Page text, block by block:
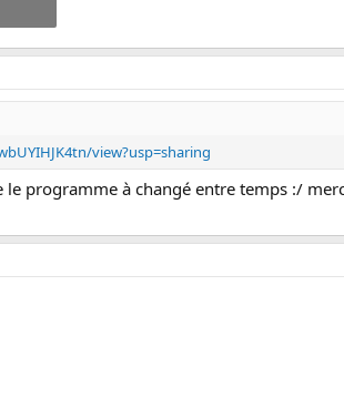
view?usp=sharing
programme à changé entre temps :/